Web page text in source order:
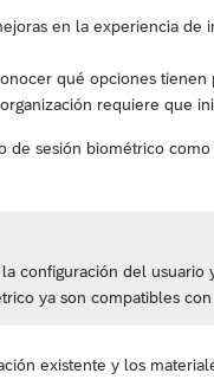
en la experiencia de
qué opciones
requiere que
de sesión biométrico
configuración del
ya son compatibles
existente y los